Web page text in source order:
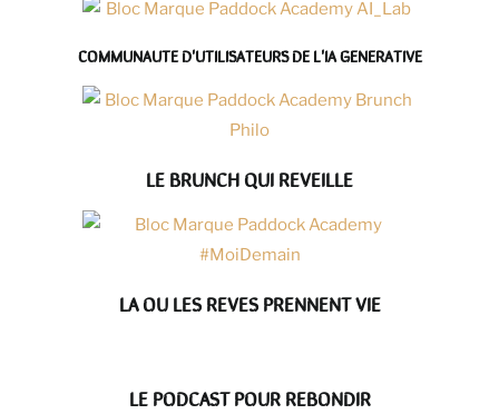
COMMUNAUTE D'UTILISATEURS DE L'IA GENERATIVE
LE BRUNCH QUI REVEILLE
LA OU LES REVES PRENNENT VIE
LE PODCAST POUR REBONDIR